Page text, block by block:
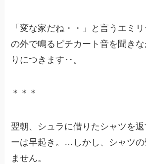
「変な家だね・・」と言うエミ
の外で鳴るピチカート音を聞き
りにつきます‥。
＊＊＊
翌朝、シュラに借りたシャツを
ーは早起き。…しかし、シャツの
ません。